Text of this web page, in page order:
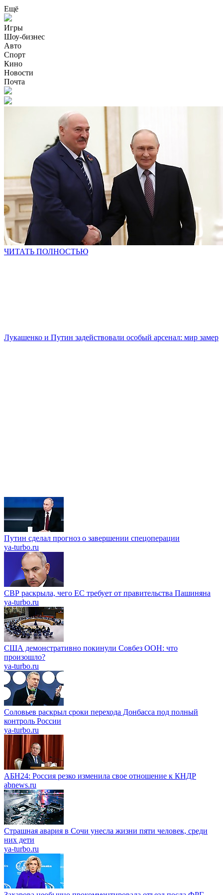
Ещё
Игры
Шоу-бизнес
Авто
Спорт
Кино
Новости
Почта
ЧИТАТЬ ПОЛНОСТЬЮ
Лукашенко и Путин задействовали особый арсенал: мир замер
Путин сделал прогноз о завершении спецоперации
ya-turbo.ru
СВР раскрыла, чего ЕС требует от правительства Пашиняна
ya-turbo.ru
США демонстративно покинули Совбез ООН: что
произошло?
ya-turbo.ru
Соловьев раскрыл сроки перехода Донбасса под полный
контроль России
ya-turbo.ru
АБН24: Россия резко изменила свое отношение к КНДР
abnews.ru
Страшная авария в Сочи унесла жизни пяти человек, среди
них дети
ya-turbo.ru